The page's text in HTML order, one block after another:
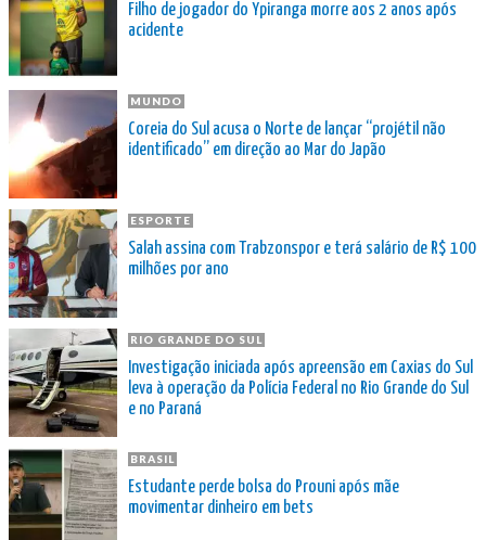
Filho de jogador do Ypiranga morre aos 2 anos após
acidente
MUNDO
Coreia do Sul acusa o Norte de lançar “projétil não
identificado” em direção ao Mar do Japão
ESPORTE
Salah assina com Trabzonspor e terá salário de R$ 100
milhões por ano
RIO GRANDE DO SUL
Investigação iniciada após apreensão em Caxias do Sul
leva à operação da Polícia Federal no Rio Grande do Sul
e no Paraná
BRASIL
Estudante perde bolsa do Prouni após mãe
movimentar dinheiro em bets